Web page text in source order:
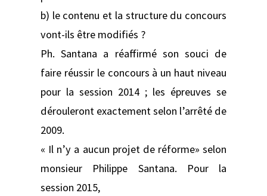
b) le contenu et la structure du concours
vont-ils être modifiés ?
Ph. Santana a réaffirmé son souci de
faire réussir le concours à un haut niveau
pour la session 2014 ; les épreuves se
dérouleront exactement selon l’arrêté de
2009.
« Il n’y a aucun projet de réforme» selon
monsieur Philippe Santana. Pour la
session 2015,